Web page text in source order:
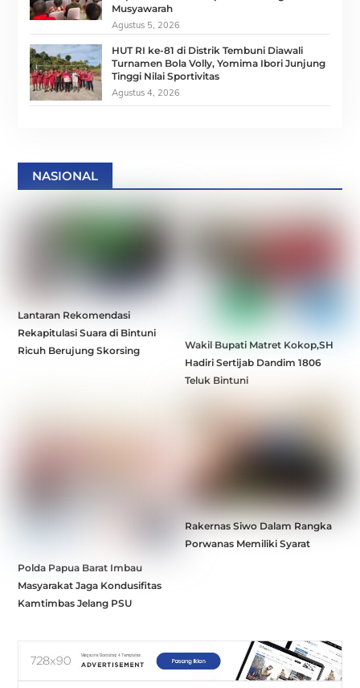
Musyawarah
Agustus 5, 2026
HUT RI ke-81 di Distrik Tembuni Diawali
Turnamen Bola Volly, Yomima Ibori Junjung
Tinggi Nilai Sportivitas
Agustus 4, 2026
NASIONAL
Lantaran Rekomendasi
Rekapitulasi Suara di Bintuni
Ricuh Berujung Skorsing
Wakil Bupati Matret Kokop,SH
Hadiri Sertijab Dandim 1806
Teluk Bintuni
Polda Papua Barat Imbau
Masyarakat Jaga Kondusifitas
Kamtimbas Jelang PSU
Rakernas Siwo Dalam Rangka
Porwanas Memiliki Syarat